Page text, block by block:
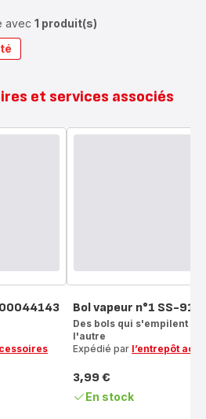
avec 1 produit(s)
et services associés
Bol vapeur n°1 SS-
Des bols qui s'empilent
l'autre
Expédié par l’entrepôt
Prix
3,99 €
En stock